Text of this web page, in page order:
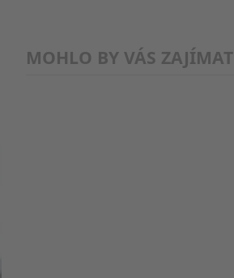
MOHLO BY VÁS ZAJÍMAT